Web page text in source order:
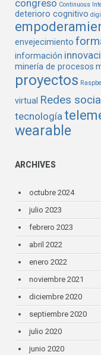
congreso Continuous
deterioro cognitivo
envejecimiento
información
minería de procesos
proyectos
virtual Redes
tecnología
wearable
ARCHIVES
octubre 2024
julio 2023
febrero 2023
abril 2022
enero 2022
noviembre 2021
diciembre 2020
septiembre 2020
julio 2020
junio 2020